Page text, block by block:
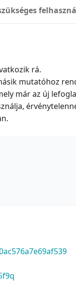
rá.
mutatóhoz
már az új